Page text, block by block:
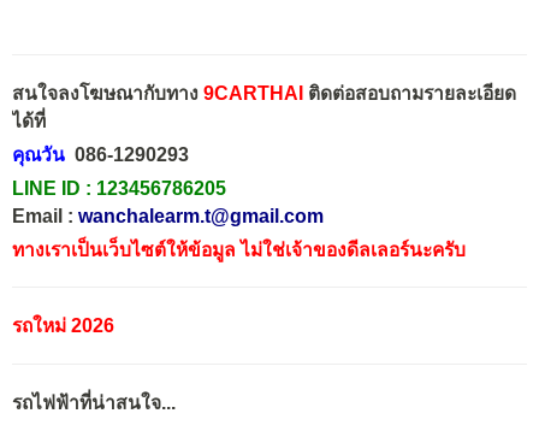
สนใจลงโฆษณากับทาง 9CARTHAI ติดต่อสอบถามรายละเอียด
ได้ที่
คุณวัน 086-1290293
LINE ID : 123456786205
Email : wanchalearm.t@gmail.com
ทางเราเป็นเว็บไซต์ให้ข้อมูล ไม่ใช่เจ้าของดีลเลอร์นะครับ
รถใหม่ 2026
รถไฟฟ้าที่น่าสนใจ...